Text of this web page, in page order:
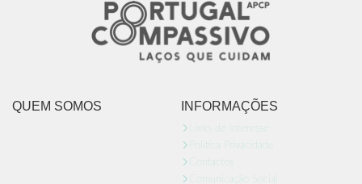
INFORMAÇÕES
Links de Interesse
Politica Privacidade
Contactos
Comunicação Social
QUEM SOMOS